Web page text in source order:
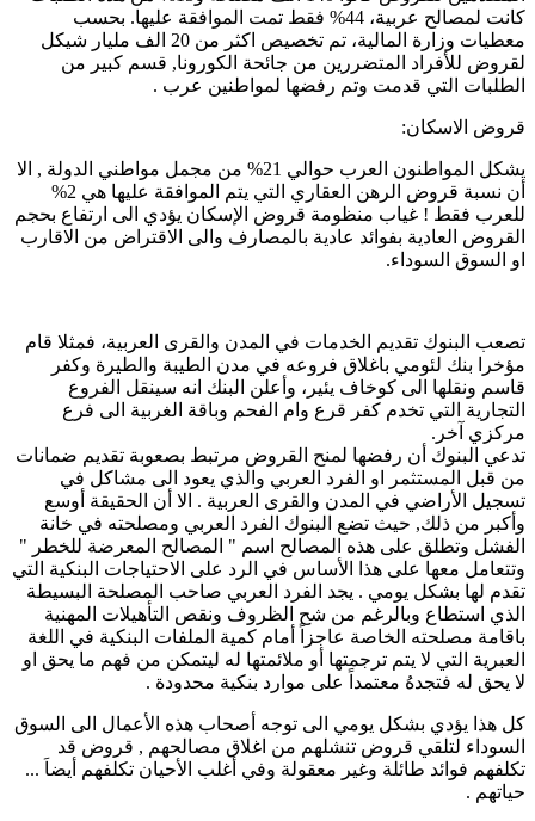
كانت لمصالح عربية، 44% فقط تمت الموافقة عليها. بحسب
معطيات وزارة المالية، تم تخصيص اكثر من 20 الف مليار شيكل
لقروض للأفراد المتضررين من جائحة الكورونا, قسم كبير من
الطلبات التي قدمت وتم رفضها لمواطنين عرب .
قروض الاسكان:
يشكل المواطنون العرب حوالي 21% من مجمل مواطني الدولة , الا
أن نسبة قروض الرهن العقاري التي يتم الموافقة عليها هي 2%
للعرب فقط ! غياب منظومة قروض الإسكان يؤدي الى ارتفاع بحجم
القروض العادية بفوائد عادية بالمصارف والى الاقتراض من الاقارب
او السوق السوداء.
تصعب البنوك تقديم الخدمات في المدن والقرى العربية، فمثلا قام
مؤخرا بنك لئومي باغلاق فروعه في مدن الطيبة والطيرة وكفر
قاسم ونقلها الى كوخاف يئير، وأعلن البنك انه سينقل الفروع
التجارية التي تخدم كفر قرع وام الفحم وباقة الغربية الى فرع
مركزي آخر.
تدعي البنوك أن رفضها لمنح القروض مرتبط بصعوبة تقديم ضمانات
من قبل المستثمر او الفرد العربي والذي يعود الى مشاكل في
تسجيل الأراضي في المدن والقرى العربية . الا أن الحقيقة أوسع
وأكبر من ذلك, حيث تضع البنوك الفرد العربي ومصلحته في خانة
الفشل وتطلق على هذه المصالح اسم " المصالح المعرضة للخطر "
وتتعامل معها على هذا الأساس في الرد على الاحتياجات البنكية التي
تقدم لها بشكل يومي . يجد الفرد العربي صاحب المصلحة البسيطة
الذي استطاع وبالرغم من شح الظروف ونقص التأهيلات المهنية
باقامة مصلحته الخاصة عاجزاً أمام كمية الملفات البنكية في اللغة
العبرية التي لا يتم ترجمتها أو ملائمتها له ليتمكن من فهم ما يحق او
لا يحق له فتجدهُ معتمداً على موارد بنكية محدودة .
كل هذا يؤدي بشكل يومي الى توجه أصحاب هذه الأعمال الى السوق
السوداء لتلقي قروض تنشلهم من اغلاق مصالحهم , قروض قد
تكلفهم فوائد طائلة وغير معقولة وفي أغلب الأحيان تكلفهم أيضاَ ...
حياتهم .